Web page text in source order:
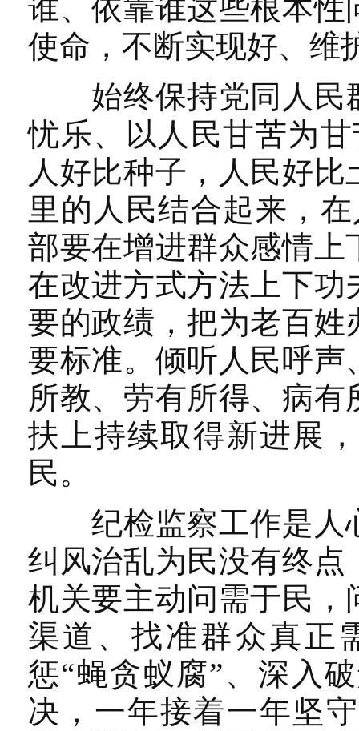
谁、依靠谁这些根本
使命，不断实现好、维
始终保持党同人民
忧乐、以人民甘苦为
人好比种子，人民好
里的人民结合起来，
部要在增进群众感情
在改进方式方法上下
要的政绩，把为老百
要标准。倾听人民呼
所教、劳有所得、病
扶上持续取得新进展
民。
纪检监察工作是人
纠风治乱为民没有终
机关要主动问需于民
渠道、找准群众真正
惩“蝇贪蚁腐”、深入
决，一年接着一年坚